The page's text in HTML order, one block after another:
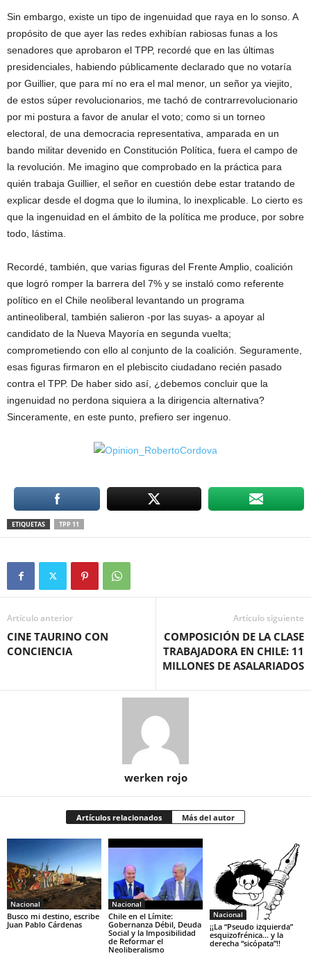
Sin embargo, existe un tipo de ingenuidad que raya en lo sonso. A
propósito de que ayer las redes exhibían rabiosas funas a los
senadores que aprobaron el TPP, recordé que en las últimas
presidenciales, habiendo públicamente declarado que no votaría
por Guillier, que para mí no era el mal menor, un señor ya viejito,
de estos súper revolucionarios, me tachó de contrarrevolucionario
por mi postura a favor de anular el voto; como si un torneo
electoral, de una democracia representativa, amparada en un
bando militar devenido en Constitución Política, fuera el campo de
la revolución. Me imagino que comprobado en la práctica para
quién trabaja Guillier, el señor en cuestión debe estar tratando de
explicar desde el dogma que lo ilumina, lo inexplicable. Lo cierto es
que la ingenuidad en el ámbito de la política me produce, por sobre
todo, lástima.
Recordé, también, que varias figuras del Frente Amplio, coalición
que logró romper la barrera del 7% y se instaló como referente
político en el Chile neoliberal levantando un programa
antineoliberal, también salieron -por las suyas- a apoyar al
candidato de la Nueva Mayoría en segunda vuelta;
comprometiendo con ello al conjunto de la coalición. Seguramente,
esas figuras firmaron en el plebiscito ciudadano recién pasado
contra el TPP. De haber sido así, ¿debemos concluir que la
ingenuidad no perdona siquiera a la dirigencia alternativa?
Sinceramente, en este punto, prefiero ser ingenuo.
ETIQUETAS TPP 11
Artículo anterior
CINE TAURINO CON
CONCIENCIA
Artículo siguiente
COMPOSICIÓN DE LA CLASE
TRABAJADORA EN CHILE: 11
MILLONES DE ASALARIADOS
werken rojo
Artículos relacionados Más del autor
Nacional
Busco mi destino, escribe
Juan Pablo Cárdenas
Nacional
Chile en el Límite:
Gobernanza Débil, Deuda
Social y la Imposibilidad
de Reformar el
Neoliberalismo
Nacional
¡¡La “Pseudo izquierda”
esquizofrénica… y la
derecha “sicópata”!!